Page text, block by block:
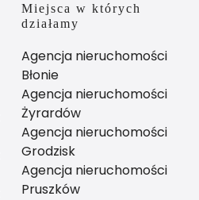
Miejsca w których
działamy
Agencja nieruchomości
Błonie
Agencja nieruchomości
Żyrardów
Agencja nieruchomości
Grodzisk
Agencja nieruchomości
Pruszków